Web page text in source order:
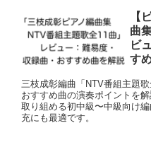
【
曲
ビ
す
三枝成彰編曲「NTV番組主題
おすすめ曲の演奏ポイントを
取り組める初中級〜中級向け
充にも最適です。